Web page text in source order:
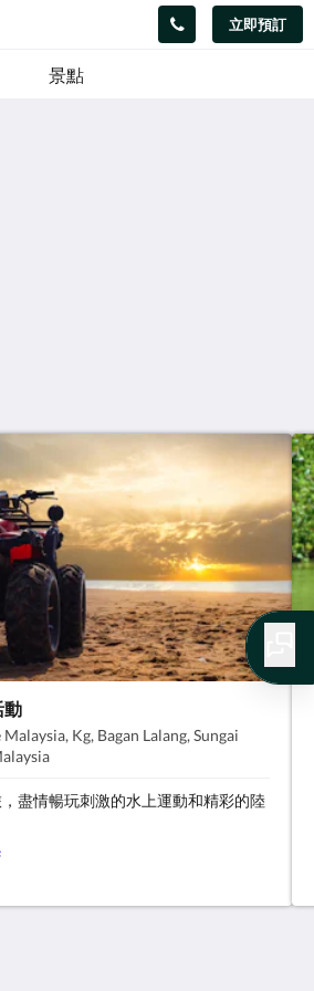
立即預訂
景點
動
Kg, Bagan Lalang, Sungai
.
盡情暢玩刺激的水上運動和精彩的陸